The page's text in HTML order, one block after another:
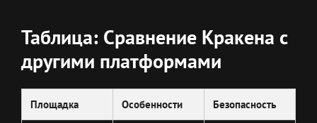
Таблица: Сравнение Кракена с
другими платформами
Площадка Особенности Безопасность